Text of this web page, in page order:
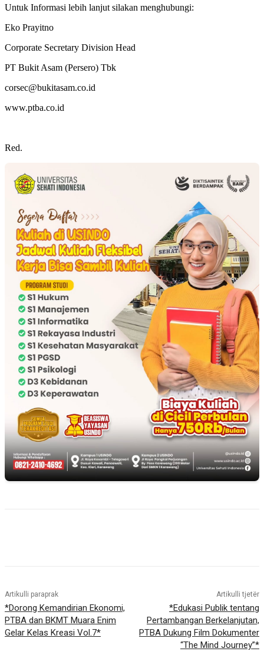
Untuk Informasi lebih lanjut silakan menghubungi:
Eko Prayitno
Corporate Secretary Division Head
PT Bukit Asam (Persero) Tbk
corsec@bukitasam.co.id
www.ptba.co.id
Red.
Artikulli paraprak
*Dorong Kemandirian Ekonomi,
PTBA dan BKMT Muara Enim
Gelar Kelas Kreasi Vol.7*
Artikulli tjetër
*Edukasi Publik tentang
Pertambangan Berkelanjutan,
PTBA Dukung Film Dokumenter
“The Mind Journey”*